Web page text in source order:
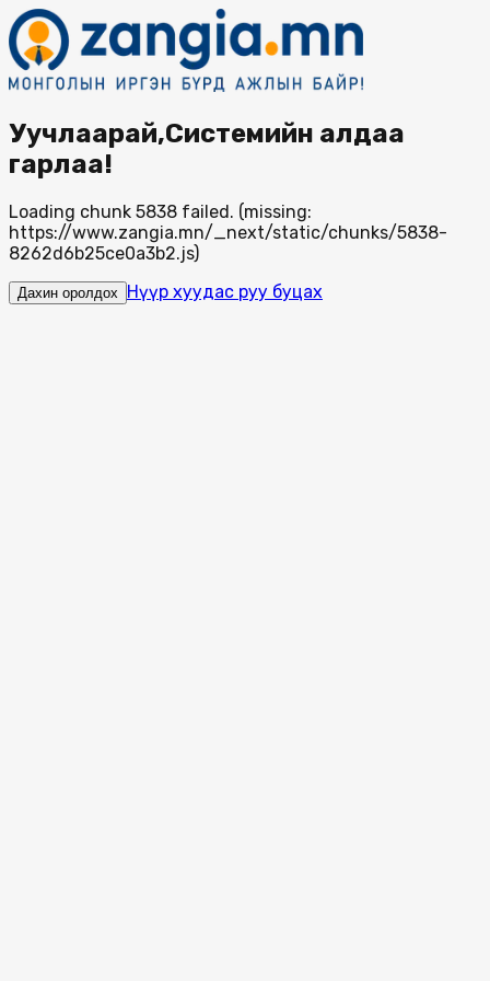
Уучлаарай,Системийн алдаа
гарлаа!
Loading chunk 5838 failed. (missing:
https://www.zangia.mn/_next/static/chunks/5838-
8262d6b25ce0a3b2.js)
Дахин оролдох Нүүр хуудас руу буцах